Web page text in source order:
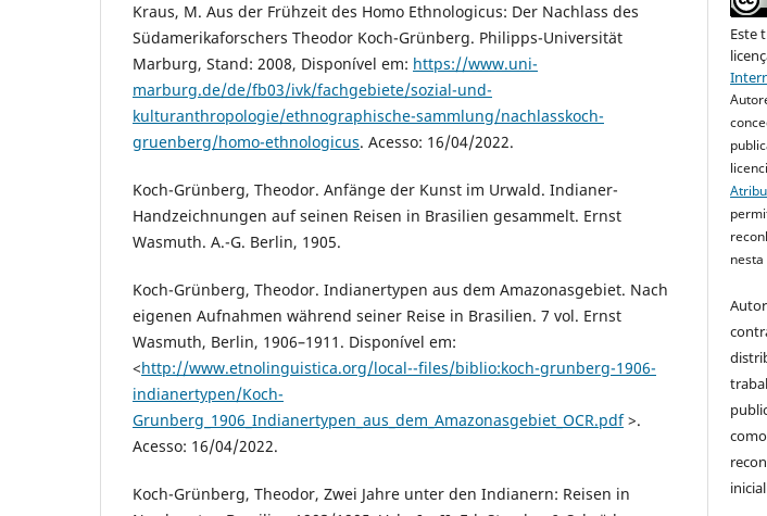
Kraus, M. Aus der Frühzeit des Homo Ethnologicus: Der Nachlass des
Südamerikaforschers Theodor Koch-Grünberg. Philipps-Universität
Marburg, Stand: 2008, Disponível em: https://www.uni-
marburg.de/de/fb03/ivk/fachgebiete/sozial-und-
kulturanthropologie/ethnographische-sammlung/nachlasskoch-
gruenberg/homo-ethnologicus. Acesso: 16/04/2022.
Koch-Grünberg, Theodor. Anfänge der Kunst im Urwald. Indianer-
Handzeichnungen auf seinen Reisen in Brasilien gesammelt. Ernst
Wasmuth. A.-G. Berlin, 1905.
Koch-Grünberg, Theodor. Indianertypen aus dem Amazonasgebiet. Nach
eigenen Aufnahmen während seiner Reise in Brasilien. 7 vol. Ernst
Wasmuth, Berlin, 1906–1911. Disponível em:
<http://www.etnolinguistica.org/local--files/biblio:koch-grunberg-1906-
indianertypen/Koch-
Grunberg_1906_Indianertypen_aus_dem_Amazonasgebiet_OCR.pdf>.
Acesso: 16/04/2022.
Koch-Grünberg, Theodor, Zwei Jahre unter den Indianern: Reisen in
Este